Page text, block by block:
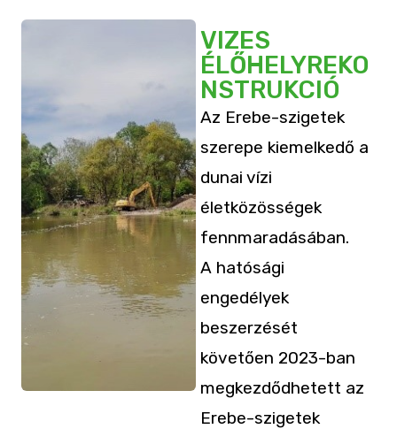
VIZES
ÉLŐHELYREKO
NSTRUKCIÓ
Az Erebe-szigetek
szerepe kiemelkedő a
dunai vízi
életközösségek
fennmaradásában.
A hatósági
engedélyek
beszerzését
követően 2023-ban
megkezdődhetett az
Erebe-szigetek